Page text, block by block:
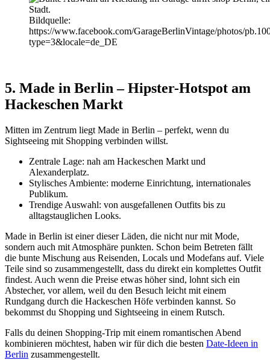
Bildquelle:
https://www.facebook.com/GarageBerlinVintage/photos/
type=3&locale=de_DE
5. Made in Berlin – Hipster-Hotspot am
Hackeschen Markt
Mitten im Zentrum liegt Made in Berlin – perfekt, wenn du
Sightseeing mit Shopping verbinden willst.
Zentrale Lage: nah am Hackeschen Markt und
Alexanderplatz.
Stylisches Ambiente: moderne Einrichtung, internationales
Publikum.
Trendige Auswahl: von ausgefallenen Outfits bis zu
alltagstauglichen Looks.
Made in Berlin ist einer dieser Läden, die nicht nur mit Mode,
sondern auch mit Atmosphäre punkten. Schon beim Betreten fällt
die bunte Mischung aus Reisenden, Locals und Modefans auf. Viele
Teile sind so zusammengestellt, dass du direkt ein komplettes Outfit
findest. Auch wenn die Preise etwas höher sind, lohnt sich ein
Abstecher, vor allem, weil du den Besuch leicht mit einem
Rundgang durch die Hackeschen Höfe verbinden kannst. So
bekommst du Shopping und Sightseeing in einem Rutsch.
Falls du deinen Shopping-Trip mit einem romantischen Abend
kombinieren möchtest, haben wir für dich die besten Date-Ideen in
Berlin zusammengestellt.